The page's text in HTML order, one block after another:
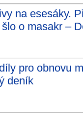
na esesáky.
o masakr –
pro obnovu
deník